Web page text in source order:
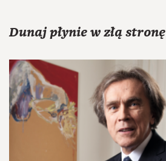
Dunaj płynie w złą stronę